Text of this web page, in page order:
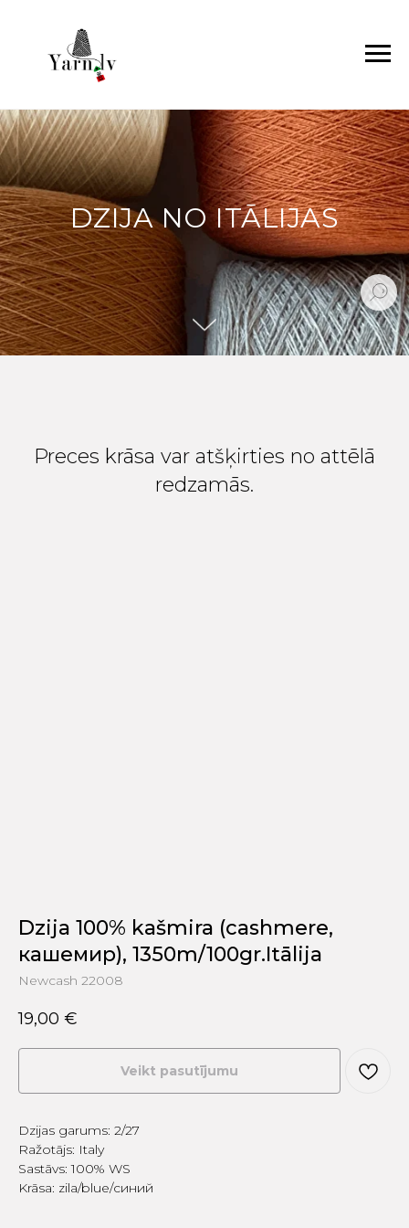
DZIJA NO ITĀLIJAS
Preces krāsa var atšķirties no attēlā
redzamās.
Dzija 100% kašmira (cashmere,
кашемир), 1350m/100gr.Itālija
Newcash 22008
19,00 €
Veikt pasutījumu
Dzijas garums: 2/27
Ražotājs: Italy
Sastāvs: 100% WS
Krāsa: zila/blue/синий